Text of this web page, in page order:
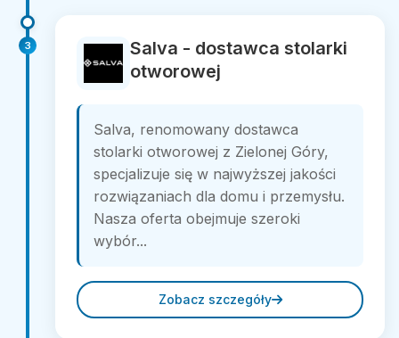
3
Salva - dostawca stolarki
otworowej
Salva, renomowany dostawca
stolarki otworowej z Zielonej Góry,
specjalizuje się w najwyższej jakości
rozwiązaniach dla domu i przemysłu.
Nasza oferta obejmuje szeroki
wybór...
Zobacz szczegóły